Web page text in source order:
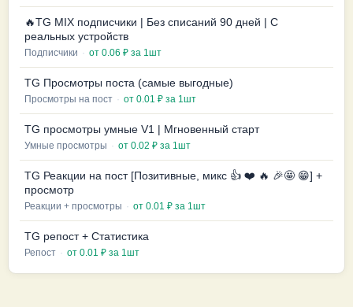
🔥TG MIX подписчики | Без списаний 90 дней | С
реальных устройств
Подписчики · от 0.06 ₽ за 1шт
TG Просмотры поста (самые выгодные)
Просмотры на пост · от 0.01 ₽ за 1шт
TG просмотры умные V1 | Мгновенный старт
Умные просмотры · от 0.02 ₽ за 1шт
TG Реакции на пост [Позитивные, микс 👍 ❤️ 🔥 🎉🤩 😁] +
просмотр
Реакции + просмотры · от 0.01 ₽ за 1шт
TG репост + Статистика
Репост · от 0.01 ₽ за 1шт